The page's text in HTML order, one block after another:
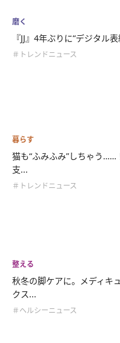
磨く
『JJ』4年ぶりに“デジタ
＃トレンドニュース
暮らす
猫も“ふみふみ”しちゃう
支...
＃トレンドニュース
整える
秋冬の脚ケアに。メディキ
クス...
＃ヘルシーニュース